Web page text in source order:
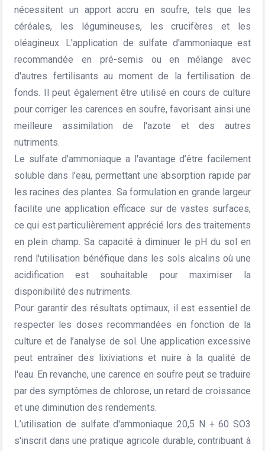
nécessitent un apport accru en soufre, tels que les
céréales, les légumineuses, les crucifères et les
oléagineux. L'application de sulfate d'ammoniaque est
recommandée en pré-semis ou en mélange avec
d'autres fertilisants au moment de la fertilisation de
fonds. Il peut également être utilisé en cours de culture
pour corriger les carences en soufre, favorisant ainsi une
meilleure assimilation de l'azote et des autres
nutriments.
Le sulfate d'ammoniaque a l'avantage d’être facilement
soluble dans l'eau, permettant une absorption rapide par
les racines des plantes. Sa formulation en grande largeur
facilite une application efficace sur de vastes surfaces,
ce qui est particulièrement apprécié lors des traitements
en plein champ. Sa capacité à diminuer le pH du sol en
rend l'utilisation bénéfique dans les sols alcalins où une
acidification est souhaitable pour maximiser la
disponibilité des nutriments.
Pour garantir des résultats optimaux, il est essentiel de
respecter les doses recommandées en fonction de la
culture et de l’analyse de sol. Une application excessive
peut entraîner des lixiviations et nuire à la qualité de
l'eau. En revanche, une carence en soufre peut se traduire
par des symptômes de chlorose, un retard de croissance
et une diminution des rendements.
L’utilisation de sulfate d'ammoniaque 20,5 N + 60 SO3
s'inscrit dans une pratique agricole durable, contribuant à